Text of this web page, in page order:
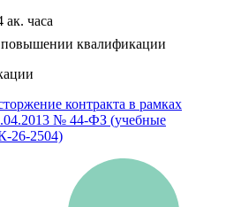
часа
повышении квалификации
контракта в рамках
№ 44-ФЗ (учебные
26-2504)